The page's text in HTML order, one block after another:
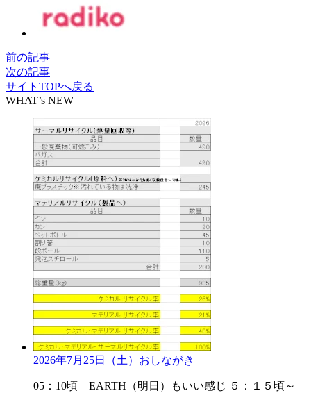
前の記事
次の記事
サイトTOPへ戻る
WHAT’s NEW
2026年7月25日（土）おしながき
05：10頃 EARTH（明日）もいい感じ ５：１５頃～